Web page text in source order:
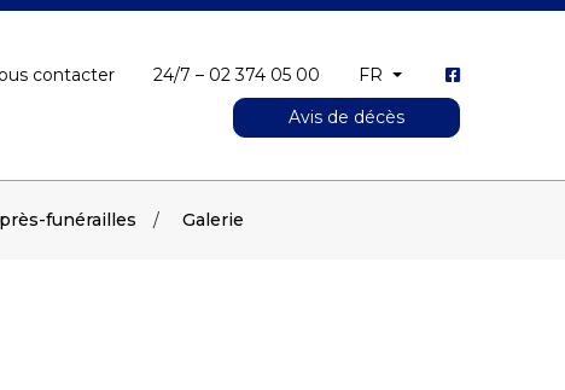
contacter 24/7 – 02 374 05 00
FR
Avis de décès
funérailles Galerie